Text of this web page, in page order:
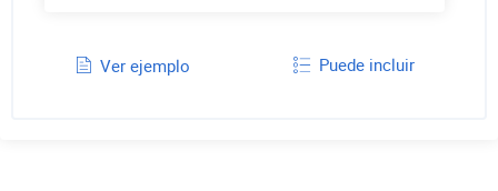
Ver ejemplo Puede incluir